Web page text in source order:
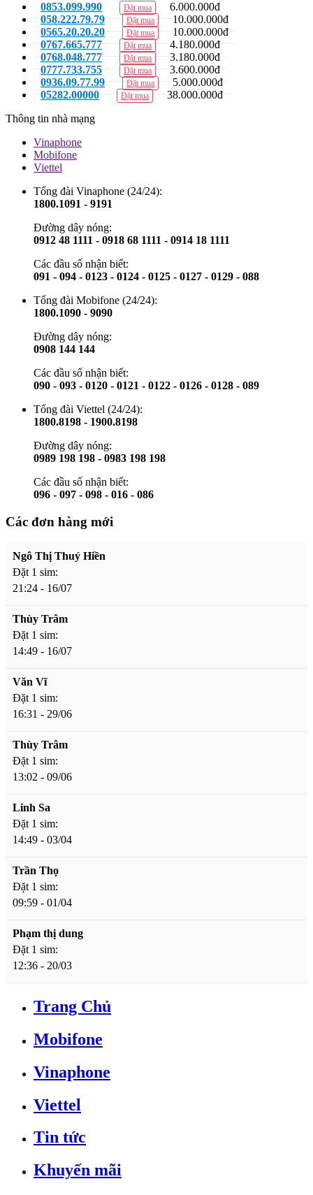
0853.099.990 Đặt mua
6.000.000đ
058.222.79.79
Đặt mua
10.000.000đ
0565.20.20.20
Đặt mua
10.000.000đ
0767.665.777
Đặt mua
4.180.000đ
0768.048.777
Đặt mua
3.180.000đ
0777.733.755
Đặt mua
3.600.000đ
0936.09.77.99
Đặt mua
5.000.000đ
05282.00000
Đặt mua
38.000.000đ
Thông tin nhà mạng
Vinaphone
Mobifone
Viettel
Tổng đài Vinaphone (24/24):
1800.1091 - 9191
Đường dây nóng:
0912 48 1111 - 0918 68 1111 - 0914 18 1111
Các đầu số nhận biết:
091 - 094 - 0123 - 0124 - 0125 - 0127 - 0129 - 088
Tổng đài Mobifone (24/24):
1800.1090 - 9090
Đường dây nóng:
0908 144 144
Các đầu số nhận biết:
090 - 093 - 0120 - 0121 - 0122 - 0126 - 0128 - 089
Tổng đài Viettel (24/24):
1800.8198 - 1900.8198
Đường dây nóng:
0989 198 198 - 0983 198 198
Các đầu số nhận biết:
096 - 097 - 098 - 016 - 086
Các đơn hàng mới
Ngô Thị Thuý Hiền
Đặt 1 sim:
21:24 - 16/07
Thùy Trâm
Đặt 1 sim:
14:49 - 16/07
Văn Vĩ
Đặt 1 sim:
16:31 - 29/06
Thùy Trâm
Đặt 1 sim:
13:02 - 09/06
Linh Sa
Đặt 1 sim:
14:49 - 03/04
Trần Thọ
Đặt 1 sim:
09:59 - 01/04
Phạm thị dung
Đặt 1 sim:
12:36 - 20/03
Trang Chủ
Mobifone
Vinaphone
Viettel
Tin tức
Khuyến mãi